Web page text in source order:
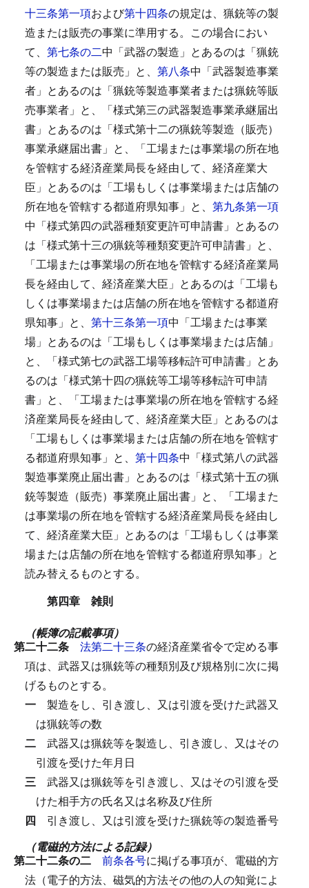
十三条第一項および第十四条の規定は、猟銃等の製
造または販売の事業に準用する。 この場合におい
て、 第七条の二中「武器の製造」とあるのは「猟銃
等の製造または販売」と、 第八条中「武器製造事業
者」とあるのは「猟銃等製造事業者または猟銃等販
売事業者」と、「様式第三の武器製造事業承継届出
書」とあるのは「様式第十二の猟銃等製造（販売）
事業承継届出書」と、「工場または事業場の所在地
を管轄する経済産業局長を経由して、経済産業大
臣」とあるのは「工場もしくは事業場または店舗の
所在地を管轄する都道府県知事」と、 第九条第一項
中「様式第四の武器種類変更許可申請書」とあるの
は「様式第十三の猟銃等種類変更許可申請書」と、
「工場または事業場の所在地を管轄する経済産業局
長を経由して、経済産業大臣」とあるのは「工場も
しくは事業場または店舗の所在地を管轄する都道府
県知事」と、 第十三条第一項中「工場または事業
場」とあるのは「工場もしくは事業場または店舗」
と、「様式第七の武器工場等移転許可申請書」とあ
るのは「様式第十四の猟銃等工場等移転許可申請
書」と、「工場または事業場の所在地を管轄する経
済産業局長を経由して、経済産業大臣」とあるのは
「工場もしくは事業場または店舗の所在地を管轄す
る都道府県知事」と、 第十四条中「様式第八の武器
製造事業廃止届出書」とあるのは「様式第十五の猟
銃等製造（販売）事業廃止届出書」と、「工場また
は事業場の所在地を管轄する経済産業局長を経由し
て、経済産業大臣」とあるのは「工場もしくは事業
場または店舗の所在地を管轄する都道府県知事」と
読み替えるものとする。
第四章 雑則
（帳簿の記載事項）
第二十二条 法第二十三条の経済産業省令で定める事
項は、武器又は猟銃等の種類別及び規格別に次に掲
げるものとする。
一 製造をし、引き渡し、又は引渡を受けた武器又
は猟銃等の数
二 武器又は猟銃等を製造し、引き渡し、又はその
引渡を受けた年月日
三 武器又は猟銃等を引き渡し、又はその引渡を受
けた相手方の氏名又は名称及び住所
四 引き渡し、又は引渡を受けた猟銃等の製造番号
（電磁的方法による記録）
第二十二条の二 前条各号に掲げる事項が、電磁的方
法（電子的方法、磁気的方法その他の人の知覚によ